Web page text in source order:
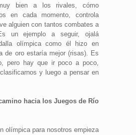
bien a los rivales, cómo
en cada momento, controla
alguien con tantos combates a
un ejemplo a seguir, ojalá
olímpica como él hizo en
de oro estaría mejor (risas). Es
pero hay que ir poco a poco,
y luego a pensar en
hacia los Juegos de Río
olímpica para nosotros empieza